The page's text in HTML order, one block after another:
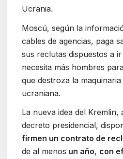
Ucrania.
Moscú, según la
cables de agencias, paga
sus reclutas dispuestos a
necesita más hombres
que destroza la
ucraniana.
La nueva idea del
decreto presidencial,
firmen un contrato de
de al menos un año, con